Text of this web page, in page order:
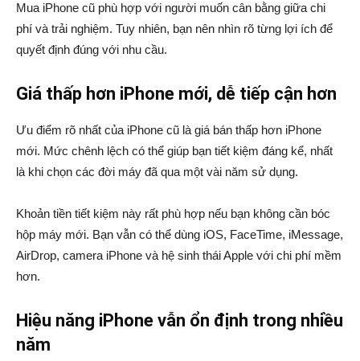
Mua iPhone cũ phù hợp với người muốn cân bằng giữa chi
phí và trải nghiệm. Tuy nhiên, bạn nên nhìn rõ từng lợi ích để
quyết định đúng với nhu cầu.
Giá thấp hơn iPhone mới, dễ tiếp cận hơn
Ưu điểm rõ nhất của iPhone cũ là giá bán thấp hơn iPhone
mới. Mức chênh lệch có thể giúp bạn tiết kiệm đáng kể, nhất
là khi chọn các đời máy đã qua một vài năm sử dụng.
Khoản tiền tiết kiệm này rất phù hợp nếu bạn không cần bóc
hộp máy mới. Bạn vẫn có thể dùng iOS, FaceTime, iMessage,
AirDrop, camera iPhone và hệ sinh thái Apple với chi phí mềm
hơn.
Hiệu năng iPhone vẫn ổn định trong nhiều
năm